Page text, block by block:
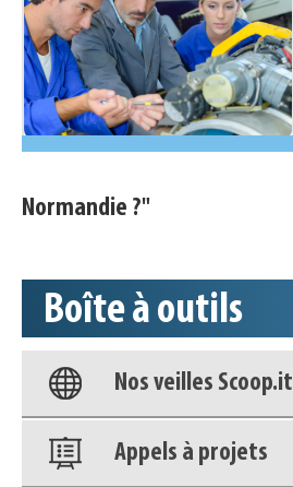
Normandie ?"
Boîte à outils
Appels à projets
Base documentaire
Nos veilles Scoop.it
Appels à projets